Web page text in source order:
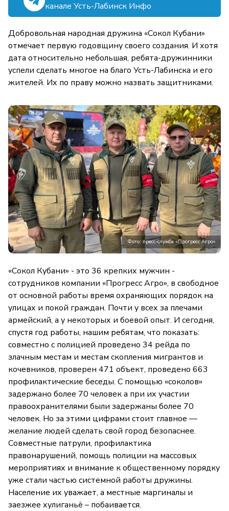
канале Усть-Лабинск Инфо
Добровольная народная дружина «Сокол Кубани»
отмечает первую годовщину своего создания. И хотя
дата относительно небольшая, ребята-дружинники
успели сделать многое на благо Усть-Лабинска и его
жителей. Их по праву можно назвать защитниками.
Фото: пресс-служба «Прогресс Агро»
«Сокол Кубани» - это 36 крепких мужчин -
сотрудников компании «Прогресс Агро», в свободное
от основной работы время охраняющих порядок на
улицах и покой граждан. Почти у всех за плечами
армейский, а у некоторых и боевой опыт. И сегодня,
спустя год работы, нашим ребятам, что показать:
совместно с полицией проведено 34 рейда по
злачным местам и местам скопления мигрантов и
кочевников, проверен 471 объект, проведено 663
профилактические беседы. С помощью «соколов»
задержано более 70 человек а при их участии
правоохранителями были задержаны более 70
человек. Но за этими цифрами стоит главное —
желание людей сделать свой город безопаснее.
Совместные патрули, профилактика
правонарушений, помощь полиции на массовых
мероприятиях и внимание к общественному порядку
уже стали частью системной работы дружины.
Население их уважает, а местные маргиналы и
заезжее хулиганьё – побаивается.